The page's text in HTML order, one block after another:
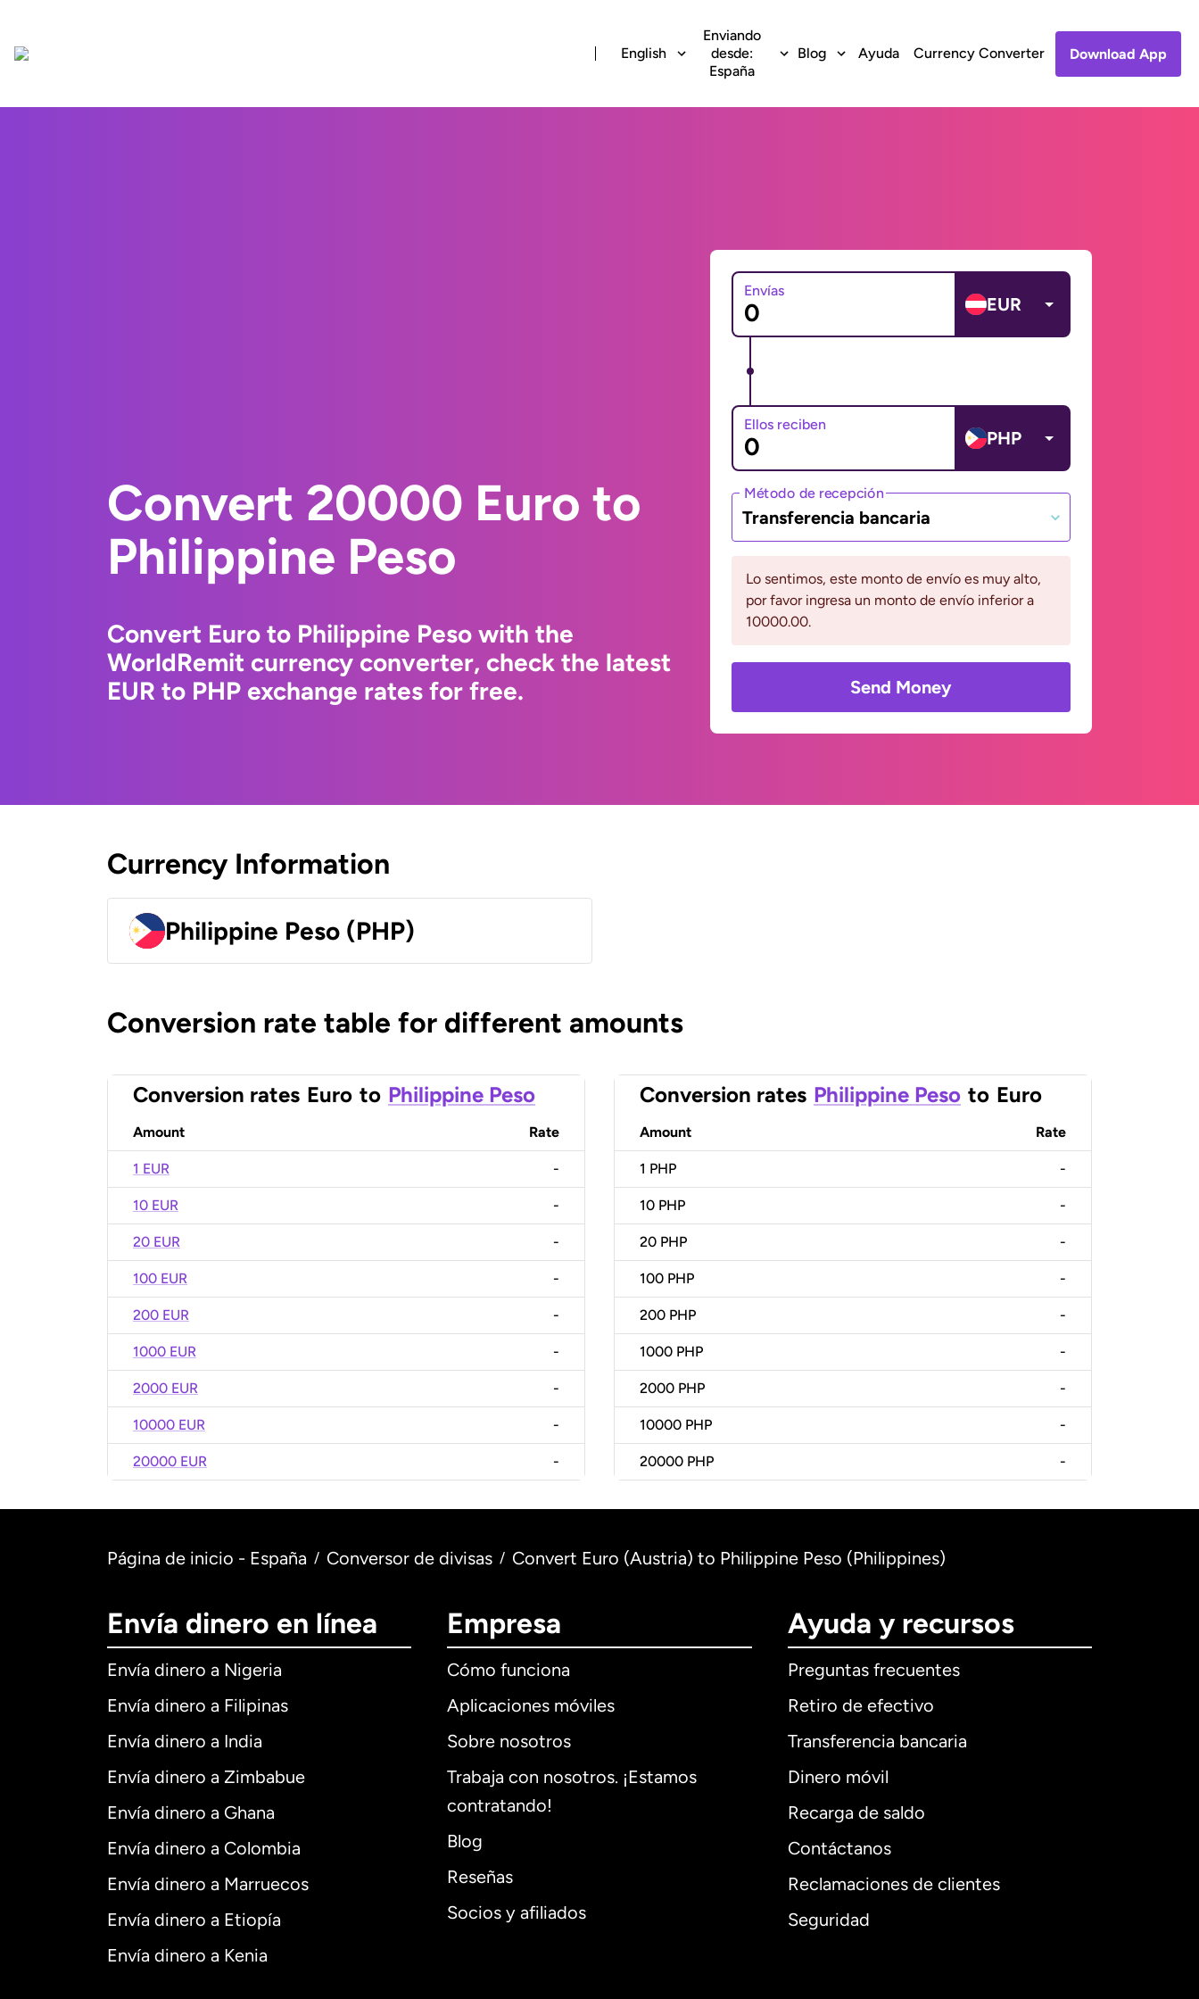
English
Enviando
desde:
España
Blog Ayuda Currency Converter Download App
Convert 20000 Euro to
Philippine Peso
Convert Euro to Philippine Peso with the
WorldRemit currency converter, check the latest
EUR to PHP exchange rates for free.
Envías
EUR
Ellos reciben
PHP
Método de recepción
Transferencia bancaria
Lo sentimos, este monto de envío es muy alto,
por favor ingresa un monto de envío inferior a
10000.00.
Send Money
Currency Information
Philippine Peso (PHP)
Conversion rate table for different amounts
Conversion rates Euro to Philippine Peso
Amount Rate
1 EUR -
10 EUR -
20 EUR -
100 EUR -
200 EUR -
1000 EUR -
2000 EUR -
10000 EUR -
20000 EUR -
Conversion rates Philippine Peso to Euro
Amount Rate
1 PHP -
10 PHP -
20 PHP -
100 PHP -
200 PHP -
1000 PHP -
2000 PHP -
10000 PHP -
20000 PHP -
Página de inicio - España / Conversor de divisas / Convert Euro (Austria) to Philippine Peso (Philippines)
Envía dinero en línea
Envía dinero a Nigeria
Envía dinero a Filipinas
Envía dinero a India
Envía dinero a Zimbabue
Envía dinero a Ghana
Envía dinero a Colombia
Envía dinero a Marruecos
Envía dinero a Etiopía
Envía dinero a Kenia
Empresa
Cómo funciona
Aplicaciones móviles
Sobre nosotros
Trabaja con nosotros. ¡Estamos
contratando!
Blog
Reseñas
Socios y afiliados
Ayuda y recursos
Preguntas frecuentes
Retiro de efectivo
Transferencia bancaria
Dinero móvil
Recarga de saldo
Contáctanos
Reclamaciones de clientes
Seguridad